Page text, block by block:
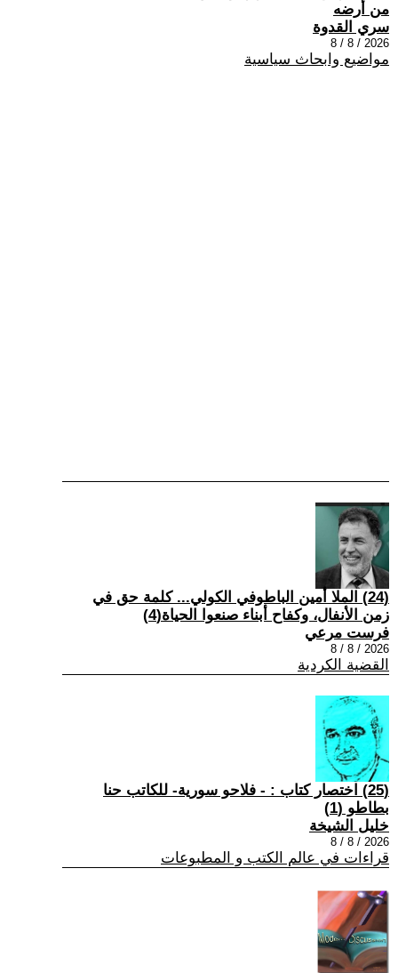
من أرضه
سري القدوة
2026 / 8 / 8
مواضيع وابحاث سياسية
(24) الملا أمين الباطوفي الكولي... كلمة حق في
زمن الأنفال، وكفاح أبناء صنعوا الحياة(4)
فرست مرعي
2026 / 8 / 8
القضية الكردية
(25) اختصار كتاب : - فلاحو سورية- للكاتب حنا
بطاطو (1)
خليل الشيخة
2026 / 8 / 8
قراءات في عالم الكتب و المطبوعات